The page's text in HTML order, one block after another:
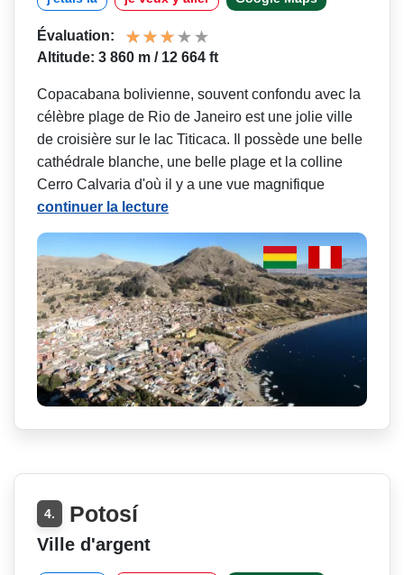
Évaluation:
Altitude: 3 860 m / 12 664 ft
Copacabana bolivienne, souvent confondu avec la
célèbre plage de Rio de Janeiro est une jolie ville
de croisière sur le lac Titicaca. Il possède une belle
cathédrale blanche, une belle plage et la colline
Cerro Calvaria d'où il y a une vue magnifique
continuer la lecture
4. Potosí
Ville d'argent